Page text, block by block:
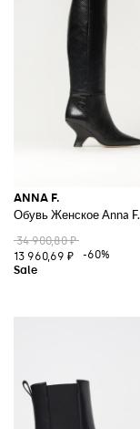
ANNA F.
Обувь Женское Anna F.
34 900,80 ₽
13 960,69 ₽
-60%